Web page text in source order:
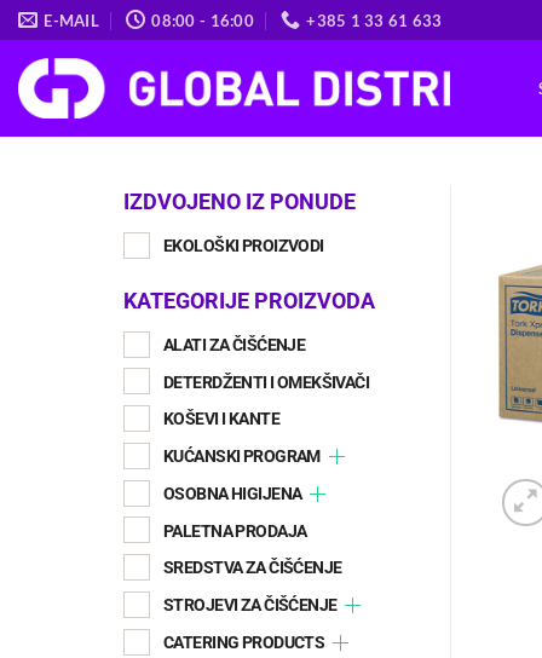
Skip
to
content
E-MAIL 08:00 - 16:00 +385 1 33 61 633
IZDVOJENO IZ PONUDE
EKOLOŠKI PROIZVODI
KATEGORIJE PROIZVODA
ALATI ZA ČIŠĆENJE
DETERDŽENTI I OMEKŠIVAČI
KOŠEVI I KANTE
KUĆANSKI PROGRAM
OSOBNA HIGIJENA
PALETNA PRODAJA
SREDSTVA ZA ČIŠĆENJE
STROJEVI ZA ČIŠĆENJE
CATERING PRODUCTS